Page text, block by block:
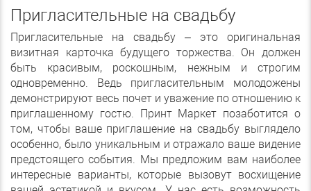
Пригласительные на свадьбу
Пригласительные на свадьбу – это оригинальная
визитная карточка будущего торжества. Он должен
быть красивым, роскошным, нежным и строгим
одновременно. Ведь пригласительным молодожены
демонстрируют весь почет и уважение по отношению к
приглашенному гостю. Принт Маркет позаботится о
том, чтобы ваше приглашение на свадьбу выглядело
особенно, было уникальным и отражало ваше видение
предстоящего события. Мы предложим вам наиболее
интересные варианты, которые вызовут восхищение